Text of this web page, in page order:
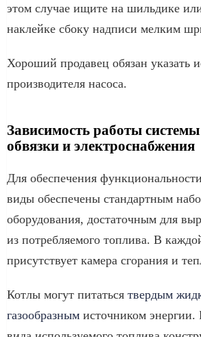
этом случае ищите на шильдике
наклейке сбоку надписи мелким
Хороший продавец обязан указать
производителя насоса.
Зависимость работы
обвязки и электроснабжения
Для обеспечения
виды обеспечены стандартным
оборудования, достаточным для
из потребляемого топлива. В
присутствует камера сгорания и
Котлы могут питаться твердым
газообразным источником энергии.